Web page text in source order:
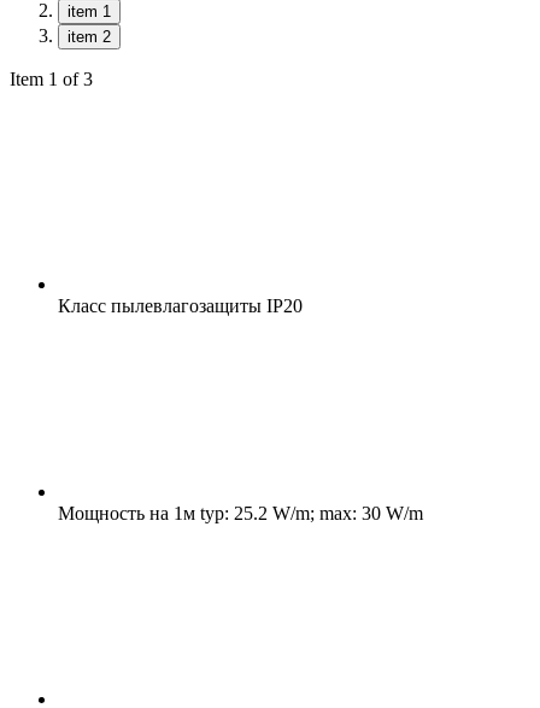
item 1
item 2
Item 1 of 3
Класс пылевлагозащиты IP20
Мощность на 1м typ: 25.2 W/m; max: 30 W/m